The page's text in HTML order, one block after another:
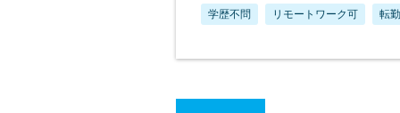
学歴不問 リモートワーク可 転